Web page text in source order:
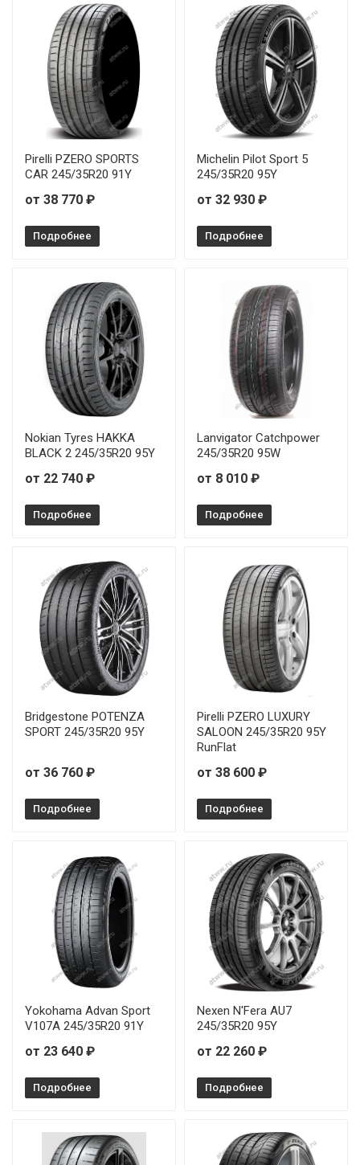
Pirelli PZERO SPORTS
CAR 245/35R20 91Y
от 38 770 ₽
Подробнее
Michelin Pilot Sport 5
245/35R20 95Y
от 32 930 ₽
Подробнее
Nokian Tyres HAKKA
BLACK 2 245/35R20 95Y
от 22 740 ₽
Подробнее
Lanvigator Catchpower
245/35R20 95W
от 8 010 ₽
Подробнее
Bridgestone POTENZA
SPORT 245/35R20 95Y
от 36 760 ₽
Подробнее
Pirelli PZERO LUXURY
SALOON 245/35R20 95Y
RunFlat
от 38 600 ₽
Подробнее
Yokohama Advan Sport
V107A 245/35R20 91Y
от 23 640 ₽
Подробнее
Nexen N'Fera AU7
245/35R20 95Y
от 22 260 ₽
Подробнее